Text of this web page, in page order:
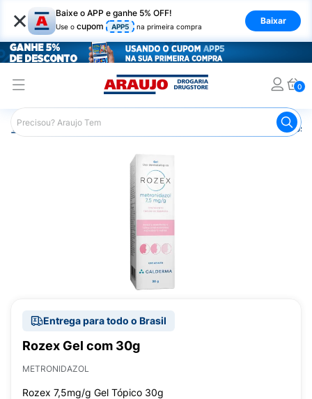
× Baixe o APP e ganhe 5% OFF!
Use o cupom APP5 na primeira compra
Baixar
0
Araujo Dermocosméticos Dermocosméticos para o
Entrega para todo o Brasil
Rozex Gel com 30g
METRONIDAZOL
Rozex 7,5mg/g Gel Tópico 30g